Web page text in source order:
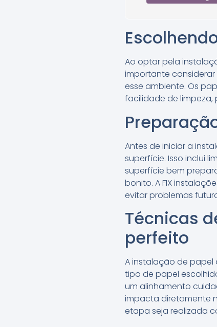
Ao optar pela
importante
esse ambiente. Os
facilidade de
Antes de iniciar a
superfície. Isso inclui
superfície bem
bonito. A FIX
evitar problemas
Técnicas
perfeito
A instalação de papel
tipo de papel
um alinhamento
impacta diretamente
etapa seja realizada